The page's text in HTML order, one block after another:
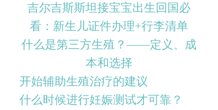
吉尔吉斯斯坦接宝宝出生回国必
看：新生儿证件办理+行李清单
什么是第三方生殖？——定义、成
本和选择
开始辅助生殖治疗的建议
什么时候进行妊娠测试才可靠？